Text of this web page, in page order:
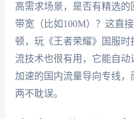
高需求场景，是否有精选
带宽（比如100M）？这直
顿，玩《王者荣耀》国服
流技术也很有用，它能自
加速的国内流量导向专线，
两不耽误。